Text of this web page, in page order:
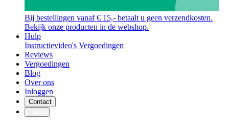
Bij bestellingen vanaf € 15,- betaalt u geen verzendkosten.
Bekijk onze producten in de webshop.
Hulp
Instructievideo's Vergoedingen
Reviews
Vergoedingen
Blog
Over ons
Inloggen
Contact